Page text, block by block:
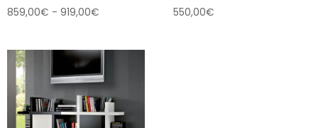
859,00€ - 919,00€
da
859,00€
919,00€
550,00€